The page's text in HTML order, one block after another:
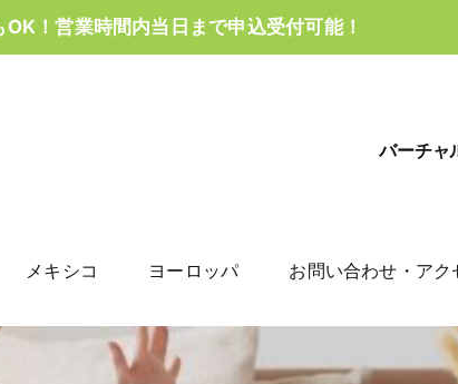
OK！営業時間内当日まで申込受付可能！
バーチャ
メキシコ ヨーロッパ お問い合わせ・アク